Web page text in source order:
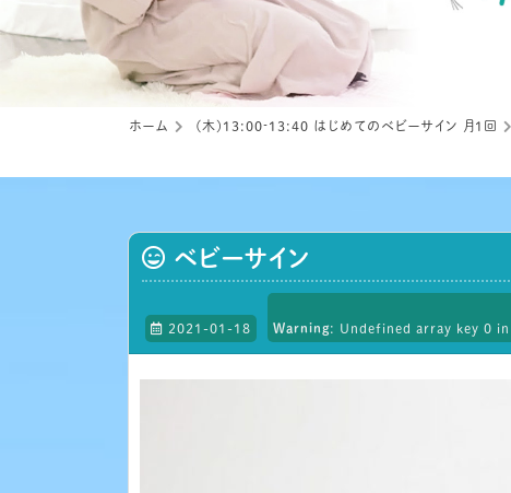
ホーム (木)13:00‐13:40 はじめてのベビーサイン 月1回
ベビーサイン
2021-01-18 Warning: Undefined array key 0 in